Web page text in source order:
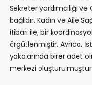
Sekreter yardımcılığı ve
bağlıdır. Kadın ve Aile
itibarı ile, bir
örgütlenmiştir. Ayrıca,
yakalarında birer adet
merkezi oluşturulmuştur.